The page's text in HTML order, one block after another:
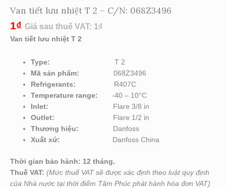
Van tiết lưu nhiệt T 2 – C/N: 068Z3496
1₫ Giá sau thuế VAT: 1₫
Van tiết lưu nhiệt T 2
Type:T 2
Mã sản phẩm:068Z3496
Refrigerants:
R407C
Temperature range:-40 – 10°C
Inlet:
Flare 3/8 in
Outlet:
Flare 1/2 in
Thương hiệu:
Danfoss
Xuất xứ:
Danfoss China
Thời gian bảo hành: 12 tháng.
Thuế VAT: (Mức thuế VAT sẽ được xác định theo luật quy định
của Nhà nước tại thời điểm Tâm Phúc phát hành hóa đơn VAT)